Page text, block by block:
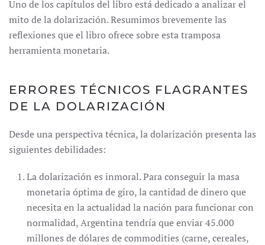
Uno de los capítulos del libro está dedicado a analizar el
mito de la dolarización. Resumimos brevemente las
reflexiones que el libro ofrece sobre esta tramposa
herramienta monetaria.
ERRORES TÉCNICOS FLAGRANTES
DE LA DOLARIZACIÓN
Desde una perspectiva técnica, la dolarización presenta las
siguientes debilidades:
La dolarización es inmoral. Para conseguir la masa
monetaria óptima de giro, la cantidad de dinero que
necesita en la actualidad la nación para funcionar con
normalidad, Argentina tendría que enviar 45.000
millones de dólares de commodities (carne, cereales,